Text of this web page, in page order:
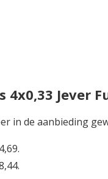
Jever
in de aanbieding